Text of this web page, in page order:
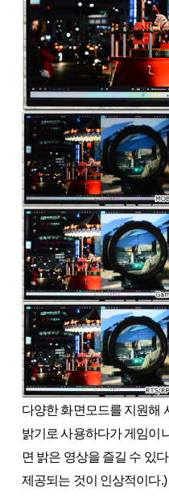
다양한 화면모드를 지원해
밝기로 사용하다가 게임이
면 밝은 영상을 즐길 수 있
제공되는 것이 인상적이다